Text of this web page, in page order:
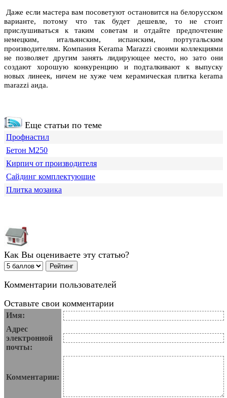
Даже если мастера вам посоветуют остановится на белорусском
варианте, потому что так будет дешевле, то не стоит
прислушиваться к таким советам и отдайте предпочтение
немецким, итальянским, испанским, португальским
производителям. Компания Kerama Marazzi своими коллекциями
не позволяет другим занять лидирующее место, но зато они
создают хорошую конкуренцию и подталкивают к выпуску
новых линеек, ничем не хуже чем керамическая плитка kerama
marazzi аида.
Еще статьи по теме
Профнастил
Бетон М250
Кирпич от производителя
Сайдинг комплектующие
Плитка мозаика
Как Вы оцениваете эту статью?
Комментарии пользователей
Оставьте свои комментарии
Имя:
Адрес
электронной
почты:
Комментарии: